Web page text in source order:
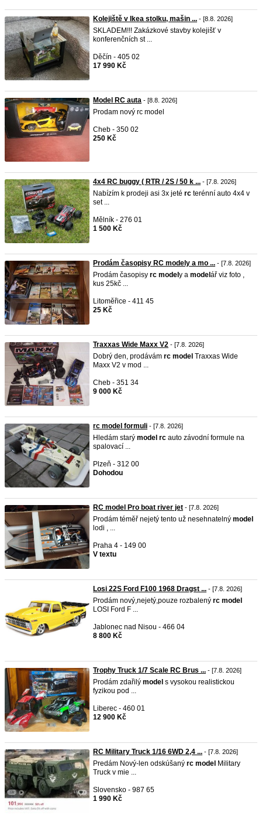
Kolejiště v Ikea stolku, mašin ... - [8.8. 2026]
SKLADEM!!! Zakázkové stavby kolejišť v
konferenčních st ...
Děčín - 405 02
17 990 Kč
Model RC auta - [8.8. 2026]
Prodam nový rc model
Cheb - 350 02
250 Kč
4x4 RC buggy ( RTR / 2S / 50 k ... - [7.8. 2026]
Nabízím k prodeji asi 3x jeté rc terénní auto 4x4 v
set ...
Mělník - 276 01
1 500 Kč
Prodám časopisy RC modely a mo ... - [7.8. 2026]
Prodám časopisy rc model y a model ář viz foto ,
kus 25kč ...
Litoměřice - 411 45
25 Kč
Traxxas Wide Maxx V2 - [7.8. 2026]
Dobrý den, prodávám rc model Traxxas Wide
Maxx V2 v mod ...
Cheb - 351 34
9 000 Kč
rc model formuli - [7.8. 2026]
Hledám starý model rc auto závodní formule na
spalovací ...
Plzeň - 312 00
Dohodou
RC model Pro boat river jet - [7.8. 2026]
Prodám téměř nejetý tento už nesehnatelný model
lodi , ...
Praha 4 - 149 00
V textu
Losi 22S Ford F100 1968 Dragst ... - [7.8. 2026]
Prodám nový,nejetý,pouze rozbalený rc model
LOSI Ford F ...
Jablonec nad Nisou - 466 04
8 800 Kč
Trophy Truck 1/7 Scale RC Brus ... - [7.8. 2026]
Prodám zdařilý model s vysokou realistickou
fyzikou pod ...
Liberec - 460 01
12 900 Kč
RC Military Truck 1/16 6WD 2,4 ... - [7.8. 2026]
Predám Nový-len odskúšaný rc model Military
Truck v mie ...
Slovensko - 987 65
1 990 Kč